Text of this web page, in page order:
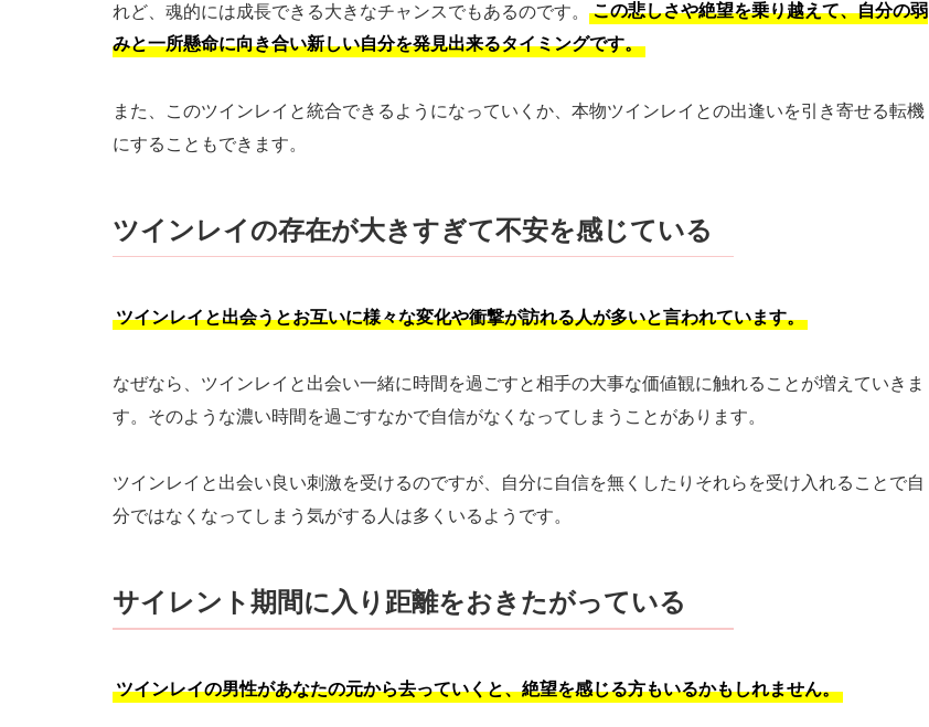
れど、魂的には成長できる大きなチャンスでもあるのです。
この悲しさや絶望を乗り越えて、自分の弱
みと一所懸命に向き合い新しい自分を発見出来るタイミングです。
また、このツインレイと統合できるようになっていくか、本物ツインレイとの出逢いを引き寄せる転機
にすることもできます。
ツインレイの存在が大きすぎて不安を感じている
ツインレイと出会うとお互いに様々な変化や衝撃が訪れる人が多いと言われています。
なぜなら、ツインレイと出会い一緒に時間を過ごすと相手の大事な価値観に触れることが増えていきま
す。そのような濃い時間を過ごすなかで自信がなくなってしまうことがあります。
ツインレイと出会い良い刺激を受けるのですが、自分に自信を無くしたりそれらを受け入れることで自
分ではなくなってしまう気がする人は多くいるようです。
サイレント期間に入り距離をおきたがっている
ツインレイの男性があなたの元から去っていくと、絶望を感じる方もいるかもしれません。